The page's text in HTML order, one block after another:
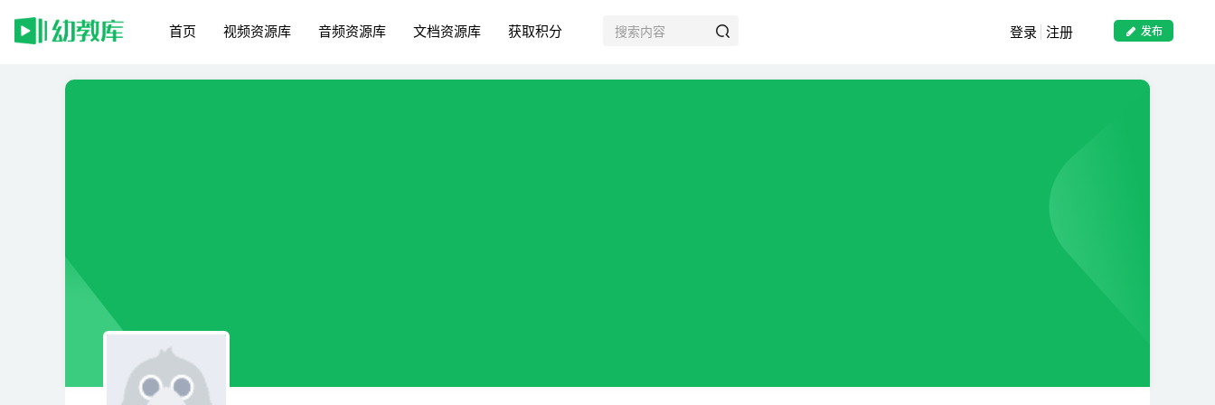
首页 视频资源库 音频资源库 文档资源库 获取积分 发布
登录 注册